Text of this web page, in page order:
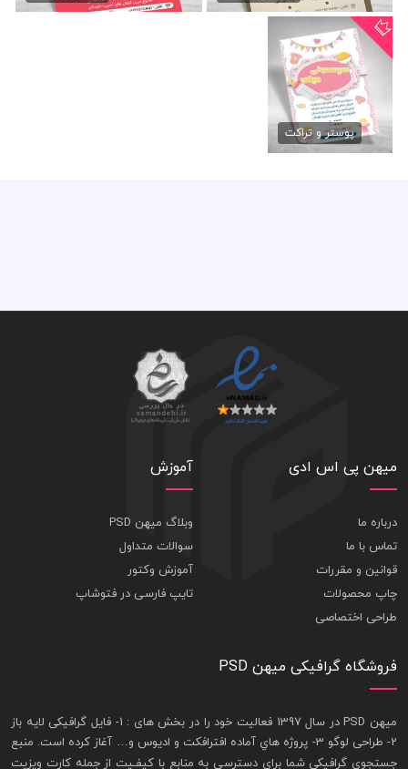
طرح psd تراکت
سیسمونی
79,000 تومان
پوستر و تراکت
میهن پی اس ادی
درباره ما
تماس با ما
قوانین و مقررات
چاپ محصولات
طراحی اختصاصی
آموزش
وبلاگ میهن PSD
سوالات متداول
آموزش وکتور
تایپ فارسی در فتوشاپ
فروشگاه گرافیکی میهن PSD
ميهن PSD در سال 1397 فعاليت خود را در بخش های : 1-
فايل گرافيکی لايه باز
2- طراحی لوگو 3- پروژه هاي آماده افترافکت و اديوس و… آغاز کرده است. منبع
جستجوی گرافيکی شما برای دسترسی به منابع با کيفـيت از جملهکارت ويزيت